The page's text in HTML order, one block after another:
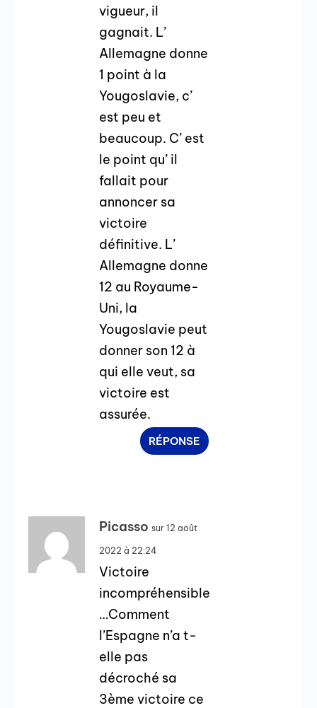
vigueur, il
gagnait. L’
Allemagne donne
1 point à la
Yougoslavie, c’
est peu et
beaucoup. C’ est
le point qu’ il
fallait pour
annoncer sa
victoire
définitive. L’
Allemagne donne
12 au Royaume-
Uni, la
Yougoslavie peut
donner son 12 à
qui elle veut, sa
victoire est
assurée.
RÉPONSE
Picasso sur 12 août
2022 à 22:24
Victoire
incompréhensible
…Comment
l’Espagne n’a t-
elle pas
décroché sa
3ème victoire ce